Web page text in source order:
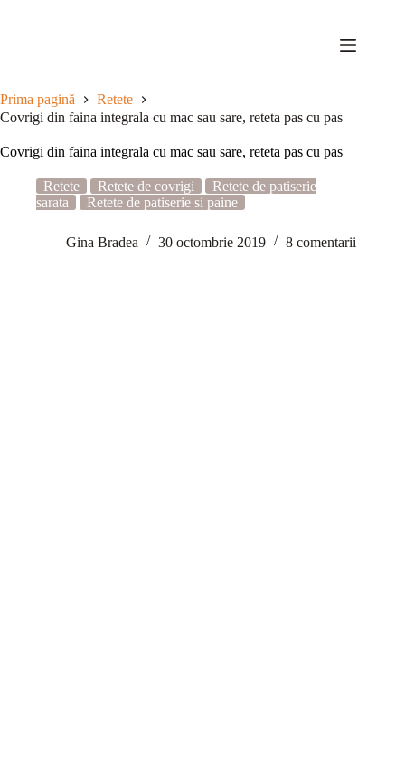
Prima pagină
Retete
Covrigi din faina integrala cu mac sau sare, reteta pas cu pas
Covrigi din faina integrala cu mac sau sare, reteta pas cu pas
Retete Retete de covrigi
Retete de patiserie
sarata
Retete de patiserie si paine
Gina Bradea 30 octombrie 2019 8 comentarii